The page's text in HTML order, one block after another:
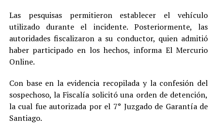
Las pesquisas permitieron establecer el vehículo
utilizado durante el incidente. Posteriormente, las
autoridades fiscalizaron a su conductor, quien admitió
haber participado en los hechos, informa El Mercurio
Online.
Con base en la evidencia recopilada y la confesión del
sospechoso, la Fiscalía solicitó una orden de detención,
la cual fue autorizada por el 7° Juzgado de Garantía de
Santiago.